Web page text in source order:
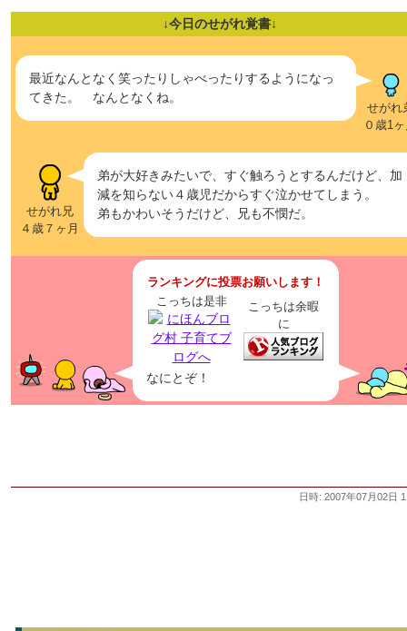
↓今日のせがれ覚書↓
最近なんとなく笑ったりしゃべったりするようになっ
てきた。 なんとなくね。
せがれ
０歳1
せがれ兄
４歳７ヶ月
弟が大好きみたいで、すぐ触ろうとするんだけど、加
減を知らない４歳児だからすぐ泣かせてしまう。
弟もかわいそうだけど、兄も不憫だ。
ランキングに投票お願いします！
こっちは是非
こっちは余暇
に
なにとぞ！
日時: 2007年07月02日